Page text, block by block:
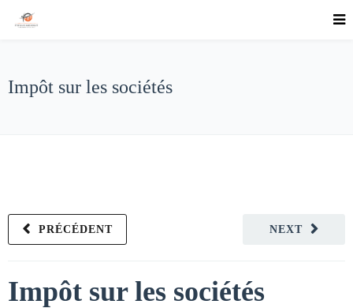
Impôt sur les sociétés
NEXT
PRÉCÉDENT
Impôt sur les sociétés